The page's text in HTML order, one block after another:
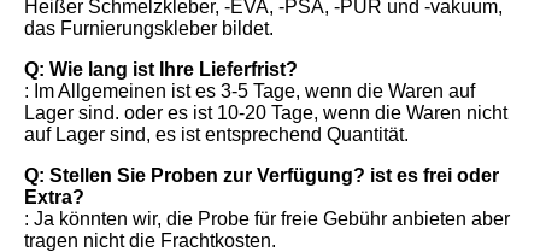
Heißer Schmelzkleber, -EVA, -PSA, -PUR und -vakuum,
das Furnierungskleber bildet.
Q: Wie lang ist Ihre Lieferfrist?
: Im Allgemeinen ist es 3-5 Tage, wenn die Waren auf
Lager sind. oder es ist 10-20 Tage, wenn die Waren nicht
auf Lager sind, es ist entsprechend Quantität.
Q: Stellen Sie Proben zur Verfügung? ist es frei oder
Extra?
: Ja könnten wir, die Probe für freie Gebühr anbieten aber
tragen nicht die Frachtkosten.